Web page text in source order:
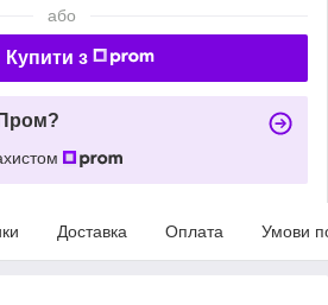
або
Купити з
Доставка Оплата Умови